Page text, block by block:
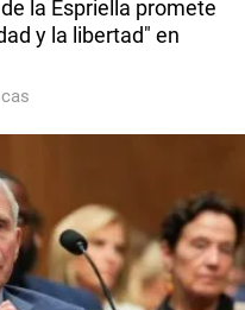
la Espriella promete
y la libertad" en